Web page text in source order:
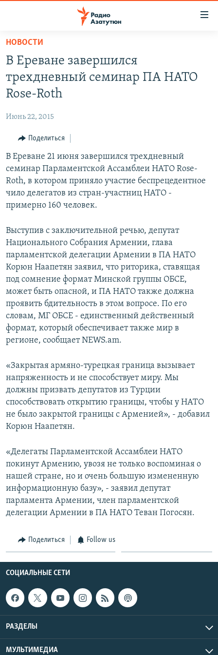
Перейти
основному
содержанию
Перейти
основной
Перейти
поиску
НОВОСТИ
ПОЛИТИКА
ЭКОНОМИКА
РЕГИОН
НАГОРНЫЙ КАРАБАХ
КУЛЬТУРА
СПОРТ
АРХИВ
Հայերեն
English
Русский
Все сайты Радио Азатутюн
НОВОСТИ
В Ереване завершился
трехдневный семинар ПА НАТО
Rose-Roth
Июнь 22, 2015
Поделиться
В Ереване 21 июня завершился трехдневный
семинар Парламентской Ассамблеи НАТО Rose-
Roth, в котором приняло участие беспрецедентное
чило делегатов из стран-участниц НАТО -
примерно 160 человек.
Выступив с заключительной речью, депутат
Национального Собрания Армении, глава
парламентской делегации Армении в ПА НАТО
Корюн Наапетян заявил, что риторика, ставящая
под сомнение формат Минской группы ОБСЕ,
может быть опасной, и ПА НАТО также должна
проявить бдительность в этом вопросе. По его
словам, МГ ОБСЕ - единственный действенный
формат, который обеспечивает также мир в
регионе, сообщает NEWS.am.
«Закрытая армяно-турецкая граница вызывает
напряженность и не способствует миру. Мы
должны призвать депутатов из Турции
способствовать открытию границы, чтобы у НАТО
не было закрытой границы с Арменией», - добавил
Корюн Наапетян.
«Делегаты Парламентской Ассамблеи НАТО
покинут Армению, увозя не только воспоминая о
нашей стране, но и очень большую измененную
информационную базу», - заявил депутат
парламента Армении, член парламентской
делегации Армении в ПА НАТО Теван Погосян.
Поделиться Follow us
СОЦИАЛЬНЫЕ СЕТИ
РАЗДЕЛЫ
МУЛЬТИМЕДИА